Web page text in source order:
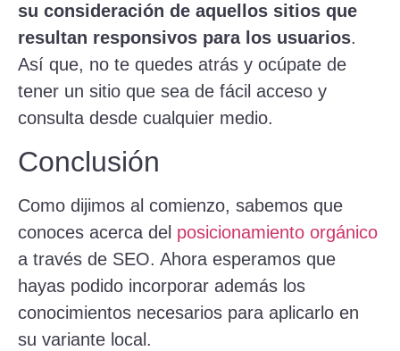
su consideración de aquellos sitios que
resultan responsivos para los usuarios.
Así que, no te quedes atrás y ocúpate de
tener un sitio que sea de fácil acceso y
consulta desde cualquier medio.
Conclusión
Como dijimos al comienzo, sabemos que
conoces acerca del posicionamiento orgánico
a través de SEO. Ahora esperamos que
hayas podido incorporar además los
conocimientos necesarios para aplicarlo en
su variante local.